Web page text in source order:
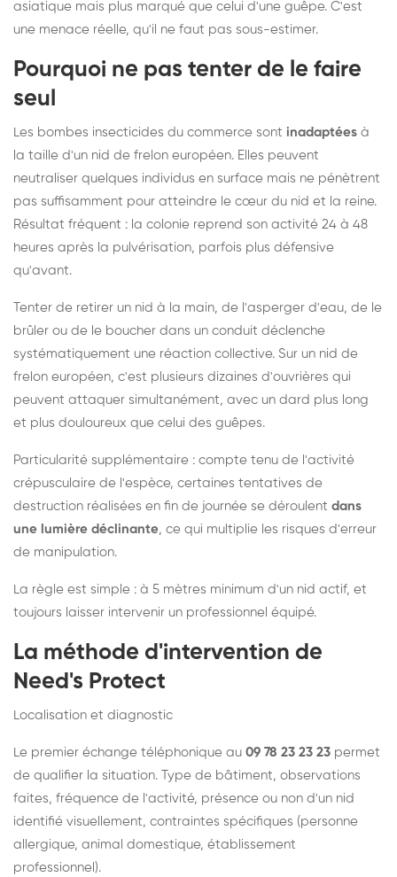
asiatique mais plus marqué que celui d'une guêpe. C'est
une menace réelle, qu'il ne faut pas sous-estimer.
Pourquoi ne pas tenter de le faire
seul
Les bombes insecticides du commerce sont inadaptées à
la taille d'un nid de frelon européen. Elles peuvent
neutraliser quelques individus en surface mais ne pénètrent
pas suffisamment pour atteindre le cœur du nid et la reine.
Résultat fréquent : la colonie reprend son activité 24 à 48
heures après la pulvérisation, parfois plus défensive
qu'avant.
Tenter de retirer un nid à la main, de l'asperger d'eau, de le
brûler ou de le boucher dans un conduit déclenche
systématiquement une réaction collective. Sur un nid de
frelon européen, c'est plusieurs dizaines d'ouvrières qui
peuvent attaquer simultanément, avec un dard plus long
et plus douloureux que celui des guêpes.
Particularité supplémentaire : compte tenu de l'activité
crépusculaire de l'espèce, certaines tentatives de
destruction réalisées en fin de journée se déroulent dans
une lumière déclinante, ce qui multiplie les risques d'erreur
de manipulation.
La règle est simple : à 5 mètres minimum d'un nid actif, et
toujours laisser intervenir un professionnel équipé.
La méthode d'intervention de
Need's Protect
Localisation et diagnostic
Le premier échange téléphonique au 09 78 23 23 23 permet
de qualifier la situation. Type de bâtiment, observations
faites, fréquence de l'activité, présence ou non d'un nid
identifié visuellement, contraintes spécifiques (personne
allergique, animal domestique, établissement
professionnel).